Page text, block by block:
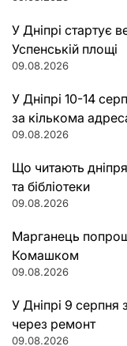
У Дніпрі стартує
Успенській площі
09.08.2026
У Дніпрі 10-14
за кількома
09.08.2026
Що читають
та бібліотеки
09.08.2026
Марганець
Комашком
09.08.2026
У Дніпрі 9 серпня
через ремонт
09.08.2026